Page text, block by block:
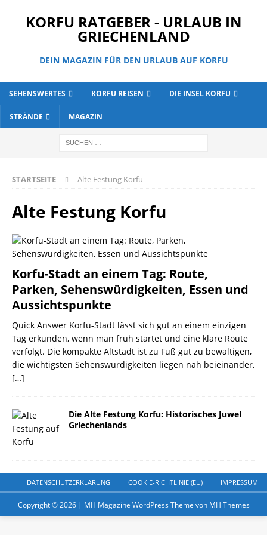
KORFU RATGEBER - URLAUB IN
GRIECHENLAND
DEIN MAGAZIN FÜR DEN URLAUB AUF KORFU
SEHENSWERTES KORFU REISEN DIE INSEL KORFU
STRÄNDE MAGAZIN
STARTSEITE Alte Festung Korfu
Alte Festung Korfu
Korfu-Stadt an einem Tag: Route,
Parken, Sehenswürdigkeiten, Essen und
Aussichtspunkte
Quick Answer Korfu-Stadt lässt sich gut an einem einzigen
Tag erkunden, wenn man früh startet und eine klare Route
verfolgt. Die kompakte Altstadt ist zu Fuß gut zu bewältigen,
die wichtigsten Sehenswürdigkeiten liegen nah beieinander,
[…]
Die Alte Festung Korfu: Historisches Juwel
Griechenlands
DATENSCHUTZERKLÄRUNG COOKIE-RICHTLINIE (EU) IMPRESSUM
Copyright © 2026 | MH Magazine WordPress Theme von MH Themes